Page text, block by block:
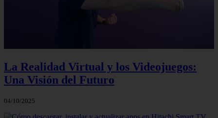
La Realidad Virtual y los Videojuegos:
Una Visión del Futuro
04/10/2025